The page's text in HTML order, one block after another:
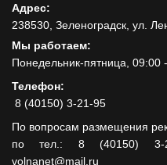
Адрес:
238530, Зеленоградск, ул.
Мы работаем:
Понедельник-пятница, 09:00
Телефон:
8 (40150) 3-21-95
По вопросам размещения
по тел.: 8 (40150) 3-
volnanet@mail.ru